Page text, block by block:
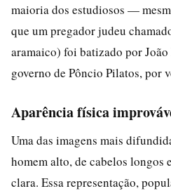
maioria dos estudiosos —
que um pregador judeu
aramaico) foi batizado por
governo de Pôncio Pilatos, por
Aparência física
Uma das imagens mais
homem alto, de cabelos longos
clara. Essa representação,